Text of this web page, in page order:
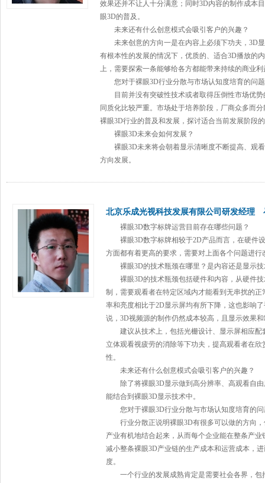
效果还并不让人十分满意；同时3D内容的制作成本
眼3D的普及。
未来还有什么创意模式会吸引客户的兴趣？
未来创意的方向一是在内容上必须下功夫，3D显
有根本性的发展的情况下，优质的、适合3D播放的
上，需要探索一条能够给各方都能带来持续的商业
您对于裸眼3D行业分散与市场认知度培育的问
目前并没有突破性技术或者取得压倒性市场优势
同质化比较严重。市场处于培养阶段，厂商众多而
裸眼3D行业的普及和发展，探讨适合当前发展阶段
裸眼3D未来会如何发展？
裸眼3D未来将会朝着显示清晰度不断提高、观看
方向发展。
北京乐成光视科技发展有限公司研发经理
裸眼3D数字标牌运营目前存在哪些问题？
裸眼3D数字标牌相较于2D产品而言，在硬件
方面都有着更高的要求，需要对上面各个问题进行
裸眼3D的技术瓶颈在哪里？是内容还是显示技
裸眼3D的技术瓶颈包括硬件和内容，从硬件技
制，需要观看者在特定区域内才能看到无串扰的
率和亮度相比于2D显示屏均有所下降，这也影响
说，3D视频源的制作仍然成本较高，且显示效果
建议从技术上，包括光栅设计、显示屏相应配
立体观看视疲劳的消除等下功夫，提高观看者在
性。
未来还有什么创意模式会吸引客户的兴趣？
除了将裸眼3D显示做到高分辨率、高观看自由
能结合到裸眼3D显示技术中。
您对于裸眼3D行业分散与市场认知度培育的问
行业分散正说明裸眼3D有很多可以做的方向，
产业有机地结合起来，从而每个企业能在整条产
减小整条裸眼3D产业链的生产成本和运营成本，
度。
一个行业的发展成熟肯定是需要社会各界，包